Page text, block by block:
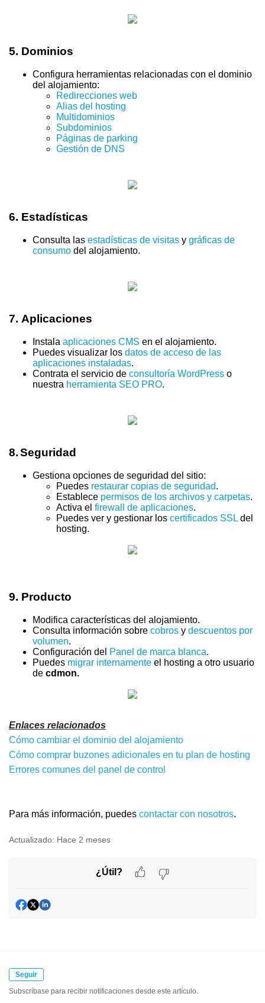
5. Dominios
Configura herramientas relacionadas con el dominio
del alojamiento:
Redirecciones web
Alias del hosting
Multidominios
Subdominios
Páginas de parking
Gestión de DNS
6. Estadísticas
Consulta las estadísticas de visitas y gráficas de
consumo del alojamiento.
7. Aplicaciones
Instala aplicaciones CMS en el alojamiento.
Puedes visualizar los datos de acceso de las
aplicaciones instaladas.
Contrata el servicio de consultoría WordPress o
nuestra herramienta SEO PRO.
8.Seguridad
Gestiona opciones de seguridad del sitio:
Puedes restaurar copias de seguridad.
Establece permisos de los archivos y carpetas.
Activa el firewall de aplicaciones.
Puedes ver y gestionar los certificados SSL del
hosting.
9. Producto
Modifica características del alojamiento.
Consulta información sobre cobros y descuentos por
volumen.
Configuración del Panel de marca blanca.
Puedes migrar internamente el hosting a otro usuario
de cdmon.
Enlaces relacionados
Cómo cambiar el dominio del alojamiento
Cómo comprar buzones adicionales en tu plan de hosting
Errores comunes del panel de control
Para más información, puedes contactar con nosotros.
Actualizado: Hace 2 meses
¿Útil?
Seguir
Subscríbase para recibir notificaciones desde este artículo.